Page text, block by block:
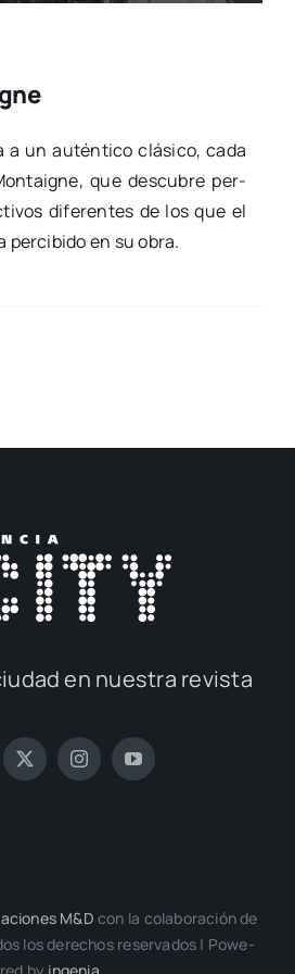
a un autén­ti­co clá­si­co, cada
que des­cu­bre per­
dife­ren­tes de los que el
per­ci­bi­do en su obra.
en nues­tra revis­ta
M&D con la cola­bo­ra­ción de
los dere­chos reser­va­dos | Powe­